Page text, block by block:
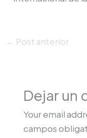
← Post anterior
Dejar un
Your email
campos